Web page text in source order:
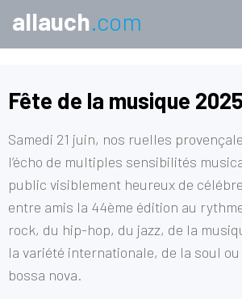
allauch.com
Fête de la musique 2025
Samedi 21 juin, nos ruelles
l’écho de multiples sensibilités
public visiblement heureux de
entre amis la 44ème édition au
rock, du hip-hop, du jazz, de la
la variété internationale, de la soul
bossa nova.